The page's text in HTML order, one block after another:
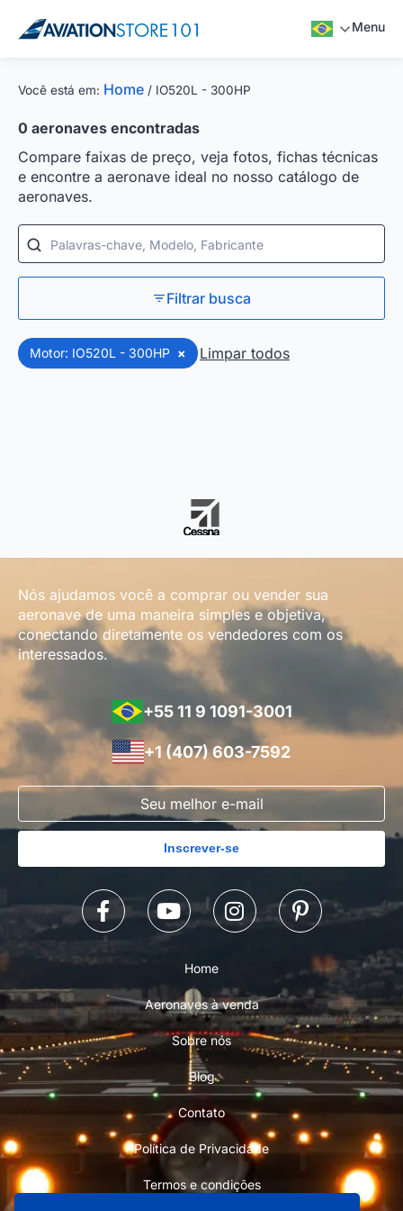
Menu
Você está em: Home / IO520L - 300HP
0 aeronaves encontradas
Compare faixas de preço, veja fotos, fichas técnicas
e encontre a aeronave ideal no nosso catálogo de
aeronaves.
Palavras-chave, Modelo, Fabricante
Filtrar busca
Motor: IO520L - 300HP × Limpar todos
Nós ajudamos você a comprar ou vender sua
aeronave de uma maneira simples e objetiva,
conectando diretamente os vendedores com os
interessados.
+55 11 9 1091-3001
+1 (407) 603-7592
Inscrever-se
Home
Aeronaves à venda
Sobre nós
Blog
Contato
Política de Privacidade
Termos e condições